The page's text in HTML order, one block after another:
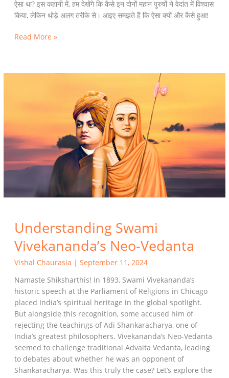
ऐसा था? इस कहानी में, हम देखेंगे कि कैसे इन दोनों महान पुरुषों ने वेदांत में विश्वास
किया, लेकिन थोड़े अलग तरीके से। आइए समझते हैं कि ऐसा क्यों और कैसे हुआ!
Read More »
Understanding Swami
Vivekananda’s Neo-Vedanta
Vishal Chaurasia | September 11, 2024
Namaste Shiksharthis! In 1893, Swami Vivekananda’s
historic speech at the Parliament of Religions in Chicago
placed India’s spiritual heritage in the global spotlight.
But alongside this recognition, some accused him of
rejecting the teachings of Adi Shankaracharya, one of
India’s greatest philosophers. Vivekananda’s Neo-Vedanta
seemed to challenge traditional Advaita Vedanta, leading
to debates about whether he was an opponent of
Shankaracharya. Was this truly the case? Let’s explore the